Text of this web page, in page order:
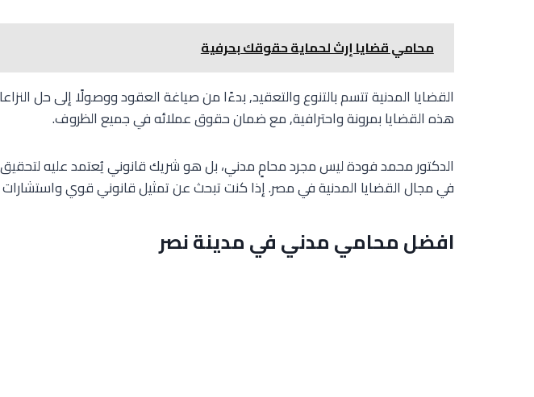
محامي قضايا إرث لحماية حقوقك بحرفية
القضايا المدنية تتسم بالتنوع والتعقيد, بدءًا من صياغة العقود ووصولًا إلى حل
هذه القضايا بمرونة واحترافية, مع ضمان حقوق عملائه في جميع الظروف.
الدكتور محمد فودة ليس مجرد محامٍ مدني، بل هو شريك قانوني يُعتمد عليه لتحقيق
في مجال القضايا المدنية في مصر. إذا كنت تبحث عن تمثيل قانوني قوي واستشارات
افضل محامي مدني في مدينة نصر